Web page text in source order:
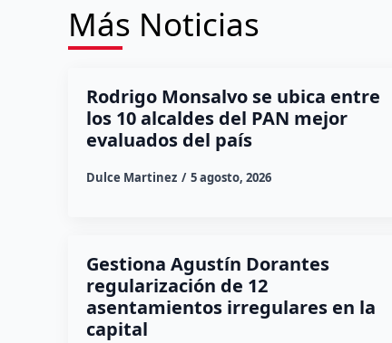
Más Noticias
Rodrigo Monsalvo se ubica entre
los 10 alcaldes del PAN mejor
evaluados del país
Dulce Martinez 5 agosto, 2026
Gestiona Agustín Dorantes
regularización de 12
asentamientos irregulares en la
capital